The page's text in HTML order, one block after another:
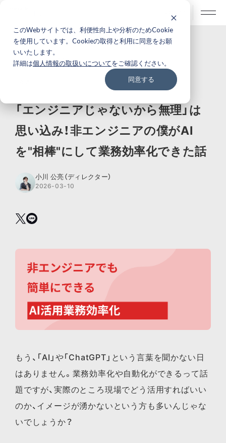
このWebサイトでは、利便性向上や分析のためCookie
を使用しています。Cookieの取得と利用に同意をお願
いいたします。
詳細は個人情報の取扱いについてをご確認ください。
同意する
ピープル
「エンジニアじゃないから無理」は
思い込み！非エンジニアの僕がAI
を"相棒"にして業務効率化できた話
小川 公亮（ディレクター）
2026-03-10
もう、「AI」や「ChatGPT」という言葉を聞かない日
はありません。業務効率化や自動化ができるって話
題ですが、実際のところ現場でどう活用すればいい
のか、イメージが湧かないという方も多いんじゃな
いでしょうか？